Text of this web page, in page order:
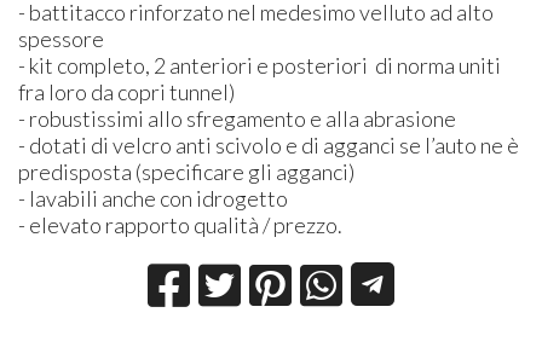
- battitacco rinforzato nel medesimo velluto ad alto
spessore
- kit completo, 2 anteriori e posteriori di norma uniti
fra loro da copri tunnel)
- robustissimi allo sfregamento e alla abrasione
- dotati di velcro anti scivolo e di agganci se l’auto ne è
predisposta (specificare gli agganci)
- lavabili anche con idrogetto
- elevato rapporto qualità / prezzo.